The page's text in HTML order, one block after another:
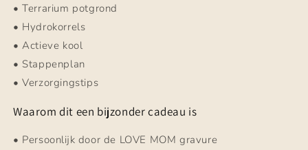
• Terrarium potgrond
• Hydrokorrels
• Actieve kool
• Stappenplan
• Verzorgingstips
Waarom dit een bijzonder cadeau is
• Persoonlijk door de LOVE MOM gravure